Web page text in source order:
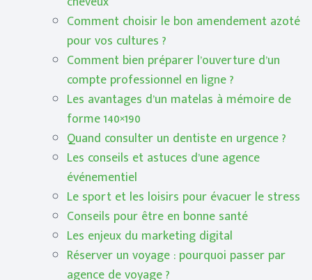
Comment choisir le bon amendement azoté
pour vos cultures ?
Comment bien préparer l’ouverture d’un
compte professionnel en ligne ?
Les avantages d’un matelas à mémoire de
forme 140×190
Quand consulter un dentiste en urgence ?
Les conseils et astuces d’une agence
événementiel
Le sport et les loisirs pour évacuer le stress
Conseils pour être en bonne santé
Les enjeux du marketing digital
Réserver un voyage : pourquoi passer par
agence de voyage ?